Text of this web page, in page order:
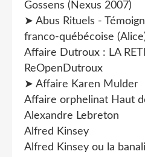
Gossens (Nexus 2007)
➤ Abus Rituels -
franco-québécoise
Affaire Dutroux : LA
ReOpenDutroux
➤ Affaire Karen Mulder
Affaire orphelinat Haut
Alexandre Lebreton
Alfred Kinsey
Alfred Kinsey ou la